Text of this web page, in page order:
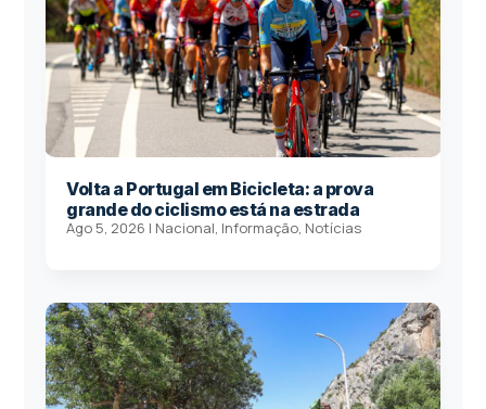
Volta a Portugal em Bicicleta: a prova
grande do ciclismo está na estrada
Ago 5, 2026 | Nacional, Informação, Notícias